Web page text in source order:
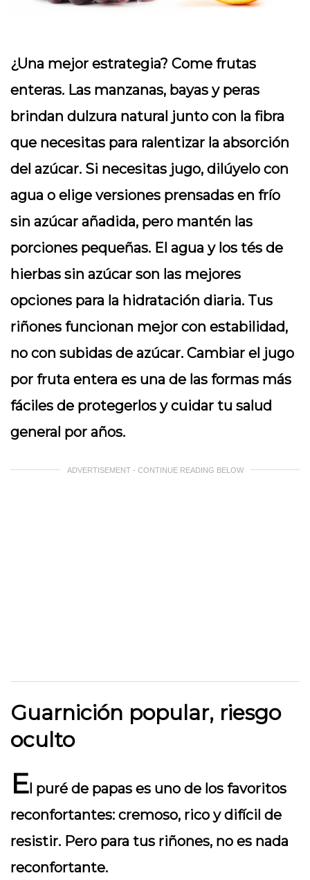
¿Una mejor estrategia? Come frutas
enteras. Las manzanas, bayas y peras
brindan dulzura natural junto con la fibra
que necesitas para ralentizar la absorción
del azúcar. Si necesitas jugo, dilúyelo con
agua o elige versiones prensadas en frío
sin azúcar añadida, pero mantén las
porciones pequeñas. El agua y los tés de
hierbas sin azúcar son las mejores
opciones para la hidratación diaria. Tus
riñones funcionan mejor con estabilidad,
no con subidas de azúcar. Cambiar el jugo
por fruta entera es una de las formas más
fáciles de protegerlos y cuidar tu salud
general por años.
ADVERTISEMENT - CONTINUE READING BELOW
Guarnición popular, riesgo
oculto
El puré de papas es uno de los favoritos
reconfortantes: cremoso, rico y difícil de
resistir. Pero para tus riñones, no es nada
reconfortante.